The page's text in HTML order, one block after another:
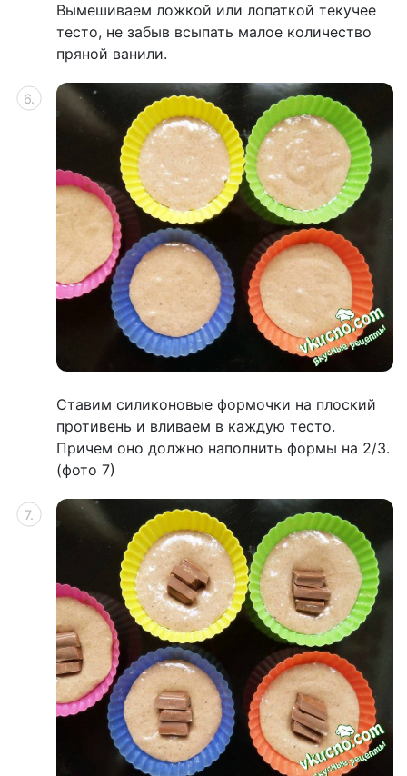
Вымешиваем ложкой или лопаткой текучее
тесто, не забыв всыпать малое количество
пряной ванили.
Ставим силиконовые формочки на плоский
противень и вливаем в каждую тесто.
Причем оно должно наполнить формы на 2/3.
(фото 7)